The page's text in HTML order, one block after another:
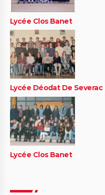
Lycée Clos Banet
Lycée Déodat De Severac
Lycée Clos Banet